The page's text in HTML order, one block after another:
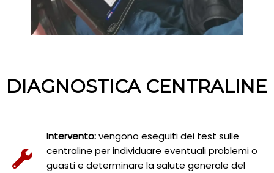
DIAGNOSTICA CENTRALINE
Intervento:vengono eseguiti dei test sulle
centraline per individuare eventuali problemi o
guasti e determinare la salute generale del